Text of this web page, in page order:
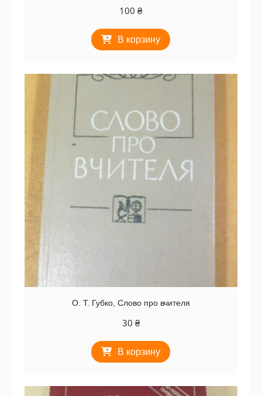
100₴
В корзину
О. Т. Губко, Слово про вчителя
30 ₴
В корзину